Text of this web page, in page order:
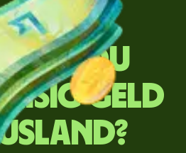
du
Geld